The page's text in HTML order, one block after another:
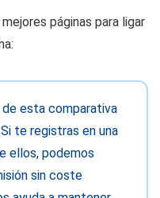
páginas para ligar
esta comparativa
te registras en una
ellos, podemos
sin coste